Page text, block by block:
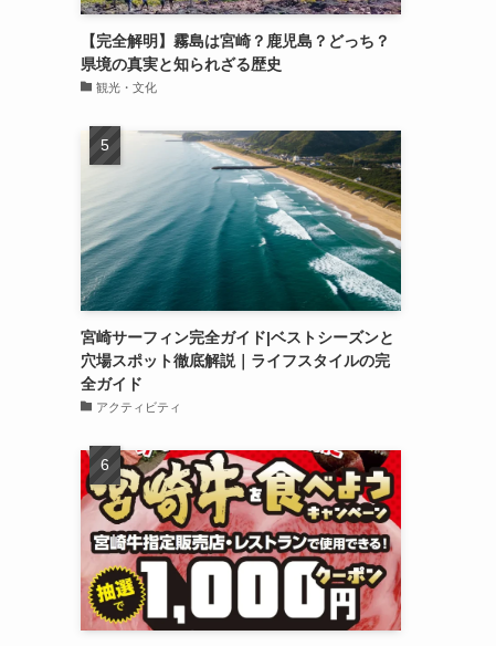
【完全解明】霧島は宮崎？鹿児島？どっち？
県境の真実と知られざる歴史
観光・文化
宮崎サーフィン完全ガイド|ベストシーズンと
穴場スポット徹底解説｜ライフスタイルの完
全ガイド
アクティビティ